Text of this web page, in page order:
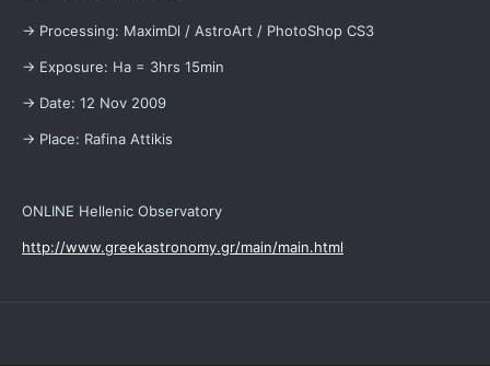
-> Processing: MaximDl / AstroArt / PhotoShop CS3
-> Exposure: Ha = 3hrs 15min
-> Date: 12 Nov 2009
-> Place: Rafina Attikis
ONLINE Hellenic Observatory
http://www.greekastronomy.gr/main/main.html